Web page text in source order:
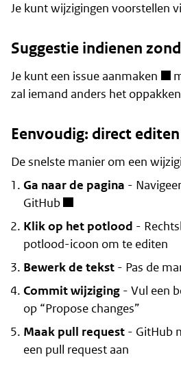
Je kunt wijzigingen voorstellen
Suggestie indienen
Je kunt een issue aanmaken
zal iemand anders het
Eenvoudig: direct
De snelste manier om een
Ga naar de pagina -
GitHub
Klik op het potlood -
potlood-icoon om te editen
Bewerk de tekst- Pas de
Commit wijziging- Vul een
op “Propose changes”
Maak pull request- GitHub
een pull request aan